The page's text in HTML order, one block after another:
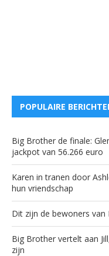
POPULAIRE
Big Brother de finale:
jackpot van 56.266 euro
Karen in tranen door
hun vriendschap
Dit zijn de bewoners
Big Brother vertelt aan
zijn